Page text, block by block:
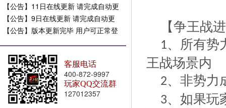
【公告】11日在线更新 请完成自动更
新【公告】9日在线更新 请完成自动更
新【公告】版本更新完毕 用户可正常登
客服电话
400-872-9997
玩家QQ交流群
127012357
【争王战
1、所有势
王战场景内
2、非势力
3、如果玩